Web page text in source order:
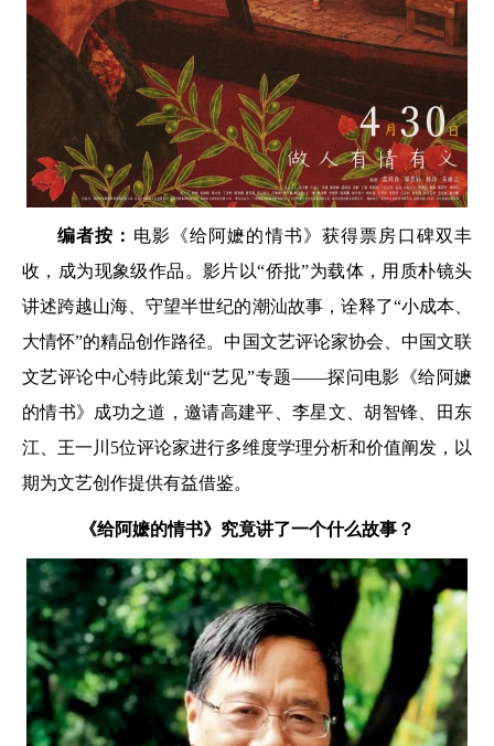
编者按： 电影《给阿嬷的情书》获得票房口碑双丰
收，成为现象级作品。影片以“侨批”为载体，用质朴镜头
讲述跨越山海、守望半世纪的潮汕故事，诠释了“小成本、
大情怀”的精品创作路径。中国文艺评论家协会、中国文联
文艺评论中心特此策划“艺见”专题——探问电影《给阿嬷
的情书》成功之道，邀请高建平、李星文、胡智锋、田东
江、王一 川5位评论家进行多维度学理分析和价值阐发，以
期为文艺创作提供有益借鉴。
《给阿嬷的情书》 究竟讲了一个什么故事？